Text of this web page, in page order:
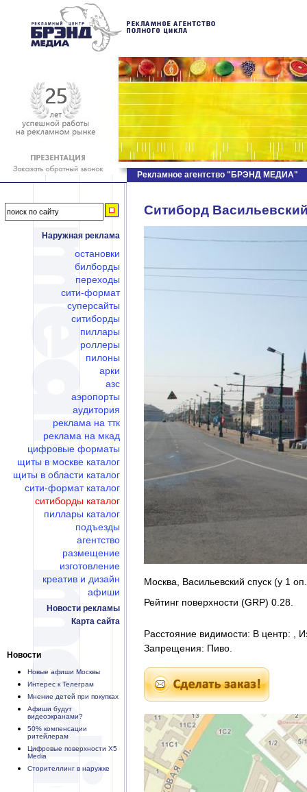
Наружная реклама
остановки
билборды
переходы
сити-формат
суперсайты
ситиборды
пиллары
роллеры
пилоны
арки
азс
аэропорты
аудитория
реклама на ттк
реклама на мкад
цифровые форматы
щиты в москве каталог
щиты в области каталог
сити-формат каталог
ситиборды каталог
пиллары каталог
подъезды
агентство
размещение
изготовление
креатив и дизайн
афиши
Новости рекламы
Карта сайта
Новости
Новые афиши Москвы
Интерес к Телеграм
Мнение детей при покупках
Афиши будут
видеоэкранами?
50% компенсации
ритейлерам
Цифровые поверхности X5
Media
Сторителлинг в наружке
Рекламное агентство "БРЭНД МЕДИА"
Ситиборд
Москва, Васильевский спуск (у 1
Рейтинг поверхности (GRP) 0.28.
Расстояние видимости: В центр: ,
Запрещения: Пиво.